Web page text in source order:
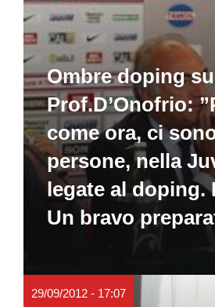
Ombre doping
Prof.D’Onofrio:
come ora, ci
persone, nella
legate al doping.
Un bravo
29/09/2012 - 17:07